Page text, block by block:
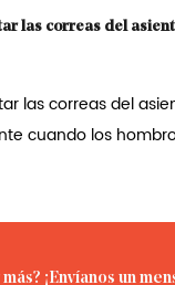
las correas del
las correas del
cuando los
¡Envíanos un